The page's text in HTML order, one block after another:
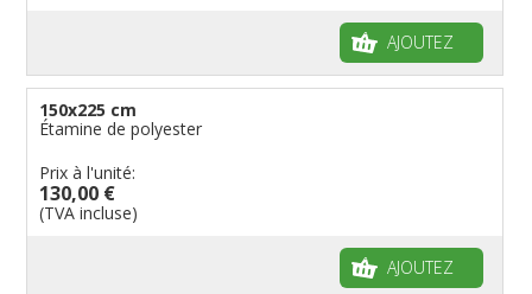
AJOUTEZ
150x225 cm
Étamine de polyester
Prix à l'unité:
130,00 €
(TVA incluse)
AJOUTEZ